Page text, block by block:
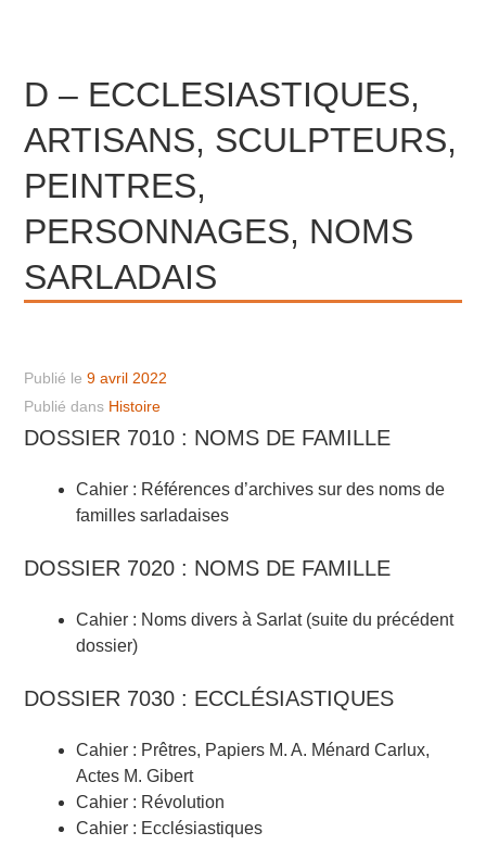
D – ECCLESIASTIQUES,
ARTISANS, SCULPTEURS,
PEINTRES,
PERSONNAGES, NOMS
SARLADAIS
Publié le9 avril 2022
Publié dans Histoire
DOSSIER 7010 : NOMS DE FAMILLE
Cahier : Références d’archives sur des noms de
familles sarladaises
DOSSIER 7020 : NOMS DE FAMILLE
Cahier : Noms divers à Sarlat (suite du précédent
dossier)
DOSSIER 7030 : ECCLÉSIASTIQUES
Cahier : Prêtres, Papiers M. A. Ménard Carlux,
Actes M. Gibert
Cahier : Révolution
Cahier : Ecclésiastiques